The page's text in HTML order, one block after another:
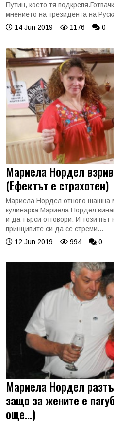
Путин, което тя
мнението на президента на
14 Jun 2019
1176 0
Мариела Нордел
(Ефектът е страхотен)
Мариела Нордел отново шашна
кулинарка Мариела Нордел
и да търси отговори. И този път
принципите си да се стреми...
12 Jun 2019
994 0
Мариела Нордел
защо за жените е
още...)